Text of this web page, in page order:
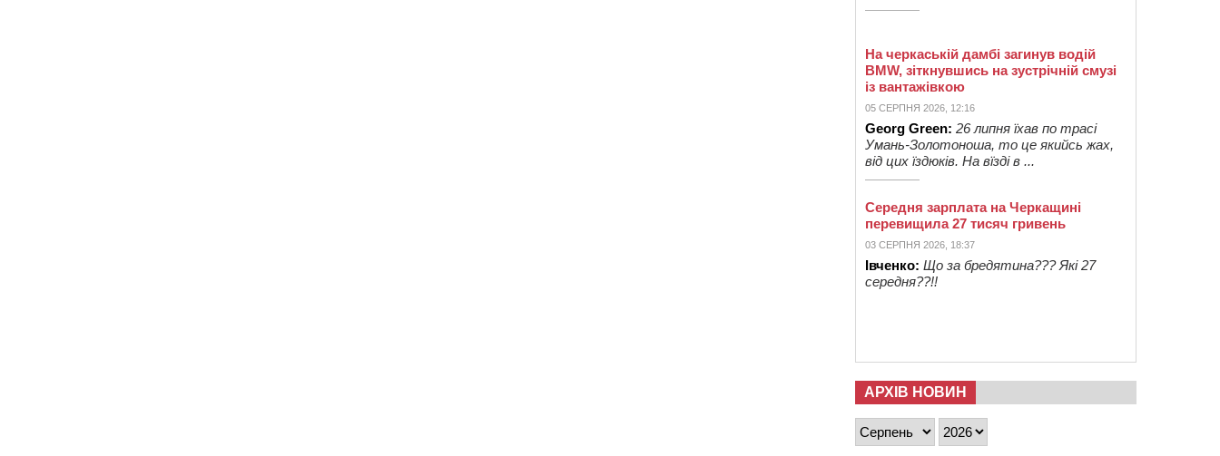
На черкаській дамбі загинув водій
BMW, зіткнувшись на зустрічній смузі
із вантажівкою
05 СЕРПНЯ 2026, 12:16
Georg Green: 26 липня їхав по трасі
Умань-Золотоноша, то це якийсь жах,
від цих їздюків. На вїзді в ...
Середня зарплата на Черкащині
перевищила 27 тисяч гривень
03 СЕРПНЯ 2026, 18:37
Івченко: Що за бредятина??? Які 27
середня??!!
АРХІВ НОВИН